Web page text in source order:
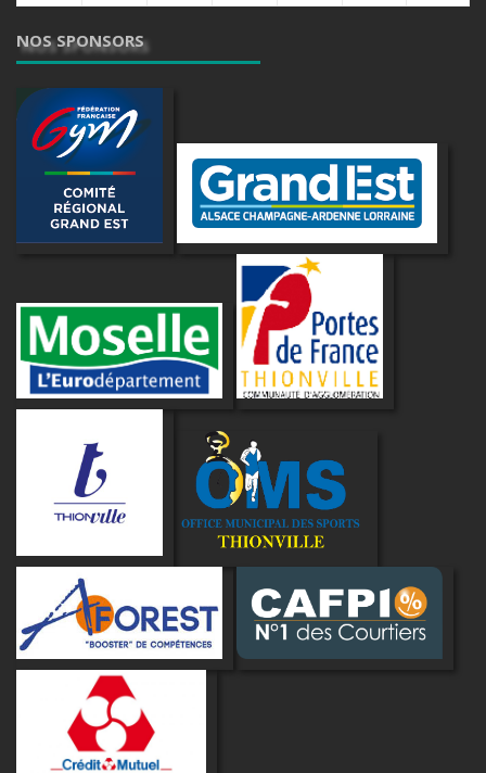
NOS SPONSORS